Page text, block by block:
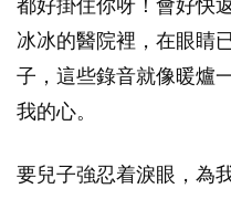
都好掛住你呀！會好快
冰冰的醫院裡，在眼睛
子，這些錄音就像暖爐
我的心。
要兒子強忍着淚眼，為